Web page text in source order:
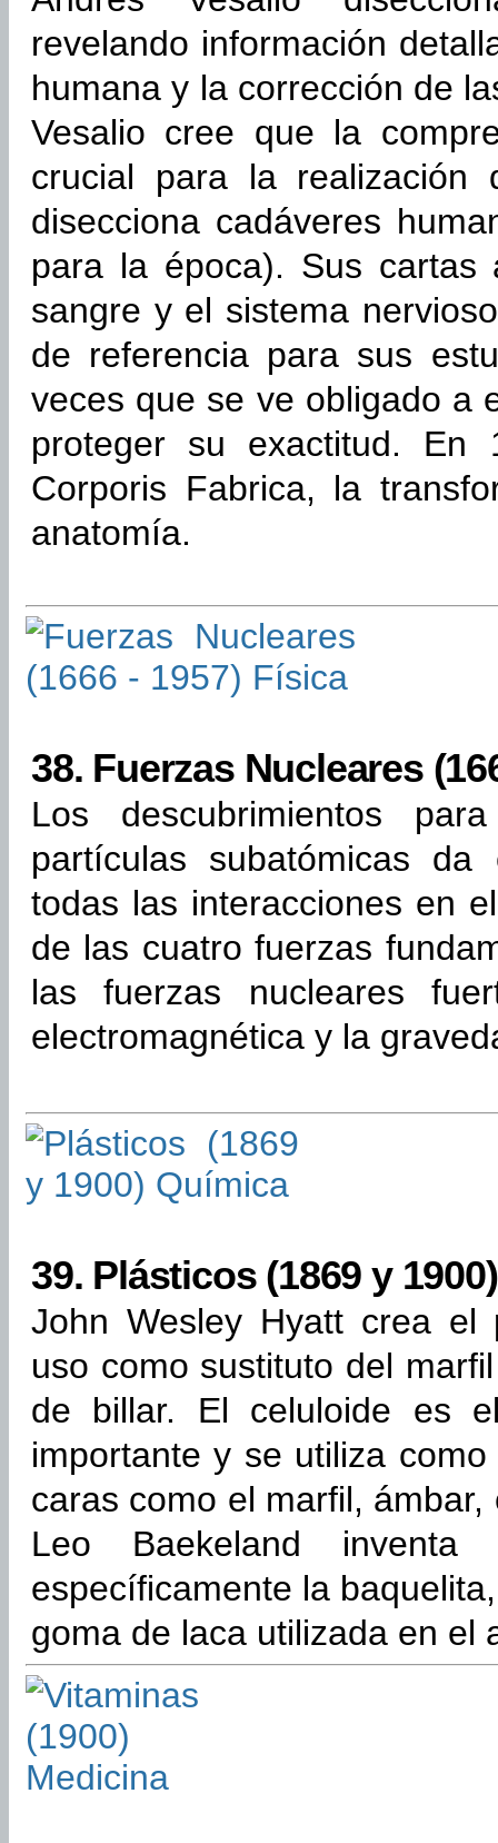
revelando información
humana y la corrección de
Vesalio cree que la
crucial para la
disecciona cadáveres
para la época). Sus cartas
sangre y el sistema
de referencia para sus
veces que se ve obligado a
proteger su exactitud. En
Corporis Fabrica, la
anatomía.
38. Fuerzas Nucleares
Los descubrimientos
partículas subatómicas
todas las interacciones en
de las cuatro fuerzas
las fuerzas nucleares
electromagnética y la
39. Plásticos (1869 y
John Wesley Hyatt crea el
uso como sustituto del
de billar. El celuloide es
importante y se utiliza
caras como el marfil,
Leo Baekeland inventa
específicamente la
goma de laca utilizada en el